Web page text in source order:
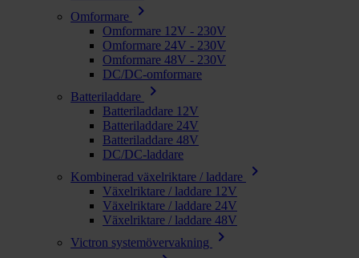
Omformare chevron_right
Omformare 12V - 230V
Omformare 24V - 230V
Omformare 48V - 230V
DC/DC-omformare
Batteriladdare
chevron_right
Batteriladdare 12V
Batteriladdare 24V
Batteriladdare 48V
DC/DC-laddare
Kombinerad växelriktare / laddare
chevron_right
Växelriktare / laddare 12V
Växelriktare / laddare 24V
Växelriktare / laddare 48V
Victron systemövervakning
chevron_right